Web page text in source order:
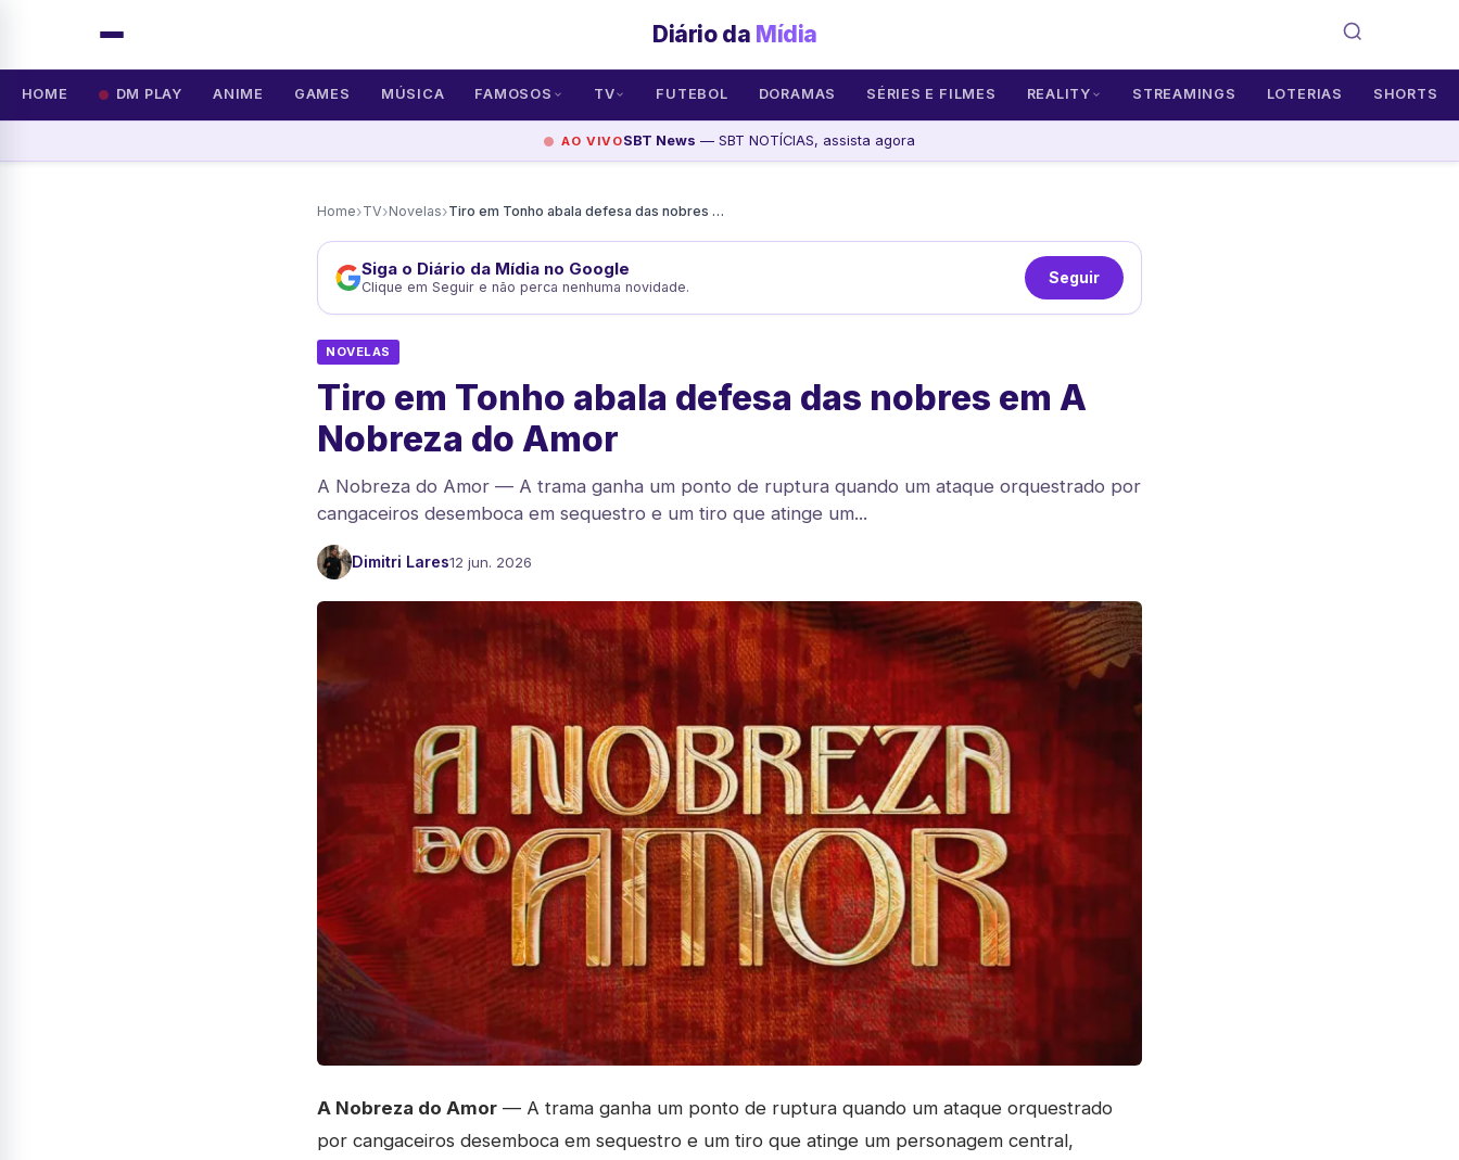
Diário da Mídia
HOME DM PLAY ANIME GAMES MÚSICA FAMOSOS TV FUTEBOL DORAMAS SÉRIES E FILMES REALITY STREAMINGS LOTERIAS SHORTS
AO VIVOSBT News — SBT NOTÍCIAS, assista agora
Home›TV›Novelas› Tiro em Tonho abala defesa das nobres em A Nobreza do Amor
Siga o Diário da Mídia no Google
Clique em Seguir e não perca nenhuma novidade.
Seguir
NOVELAS
Tiro em Tonho abala defesa das nobres em A
Nobreza do Amor
A Nobreza do Amor — A trama ganha um ponto de ruptura quando um ataque orquestrado por
cangaceiros desemboca em sequestro e um tiro que atinge um...
Dimitri Lares12 jun. 2026
A Nobreza do Amor — A trama ganha um ponto de ruptura quando um ataque orquestrado
por cangaceiros desemboca em sequestro e um tiro que atinge um personagem central,